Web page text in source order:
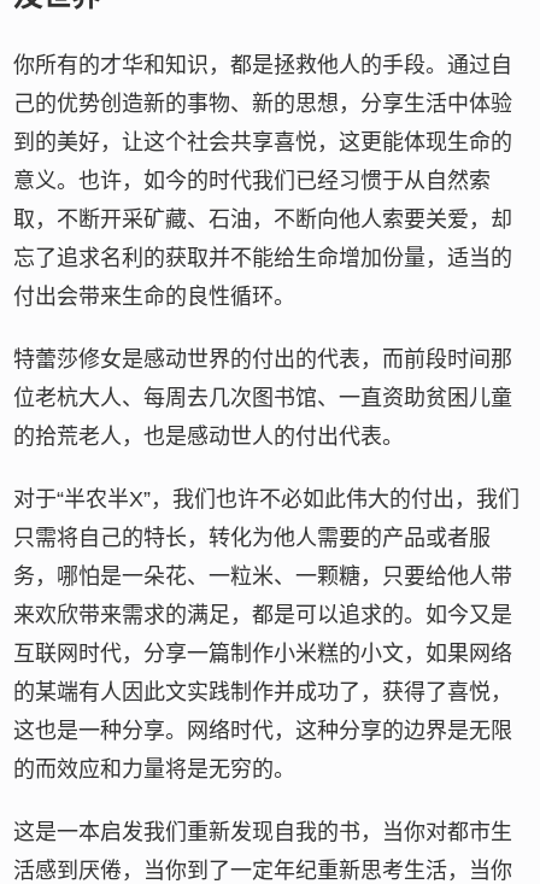
你所有的才华和知识，都是拯救他人的手段。通过自
己的优势创造新的事物、新的思想，分享生活中体验
到的美好，让这个社会共享喜悦，这更能体现生命的
意义。也许，如今的时代我们已经习惯于从自然索
取，不断开采矿藏、石油，不断向他人索要关爱，却
忘了追求名利的获取并不能给生命增加份量，适当的
付出会带来生命的良性循环。
特蕾莎修女是感动世界的付出的代表，而前段时间那
位老杭大人、每周去几次图书馆、一直资助贫困儿童
的拾荒老人，也是感动世人的付出代表。
对于“半农半X”，我们也许不必如此伟大的付出，我们
只需将自己的特长，转化为他人需要的产品或者服
务，哪怕是一朵花、一粒米、一颗糖，只要给他人带
来欢欣带来需求的满足，都是可以追求的。如今又是
互联网时代，分享一篇制作小米糕的小文，如果网络
的某端有人因此文实践制作并成功了，获得了喜悦，
这也是一种分享。网络时代，这种分享的边界是无限
的而效应和力量将是无穷的。
这是一本启发我们重新发现自我的书，当你对都市生
活感到厌倦，当你到了一定年纪重新思考生活，当你